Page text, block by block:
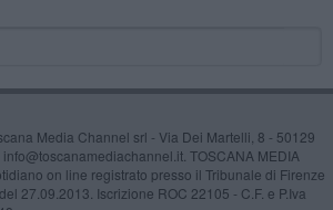
Media Channel srl - Via Dei Martelli, 8 - 50129
info@toscanamediachannel.it. TOSCANA MEDIA
on line registrato presso il Tribunale di Firenze
27.09.2013. Iscrizione ROC 22105 - C.F. e P.Iva